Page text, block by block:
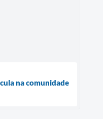
na comunidade